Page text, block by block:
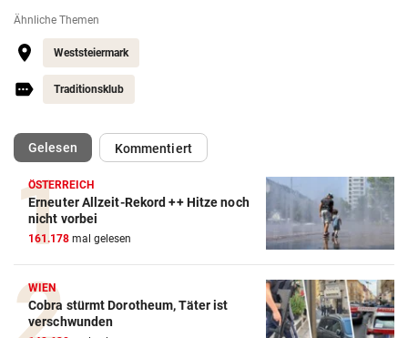
Ähnliche Themen
Weststeiermark
Traditionsklub
Gelesen(ausgewählt)Kommentiert
ÖSTERREICH
Erneuter Allzeit-Rekord ++ Hitze noch
nicht vorbei
161.178 mal gelesen
WIEN
Cobra stürmt Dorotheum, Täter ist
verschwunden